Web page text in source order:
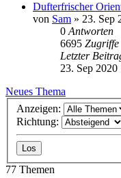
Dufterfrischer
von Sam » 23. Sep
0 Antworten
6695 Zugriffe
Letzter
23. Sep 2020
Neues Thema
Anzeigen:
Richtung:
77 Themen